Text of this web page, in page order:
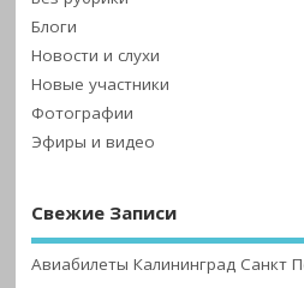
Блоги
Новости и слухи
Новые участники
Фотографии
Эфиры и видео
Свежие Записи
Авиабилеты Калининград Санкт